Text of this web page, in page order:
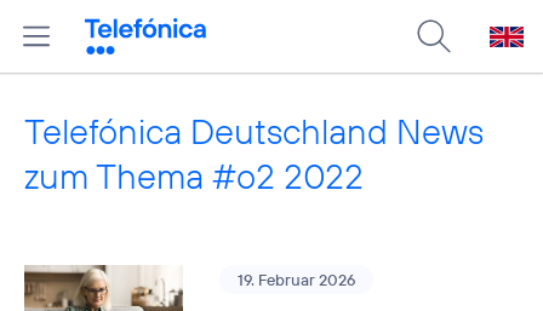
Telefónica Deutschland News
zum Thema #o2 2022
19. Februar 2026